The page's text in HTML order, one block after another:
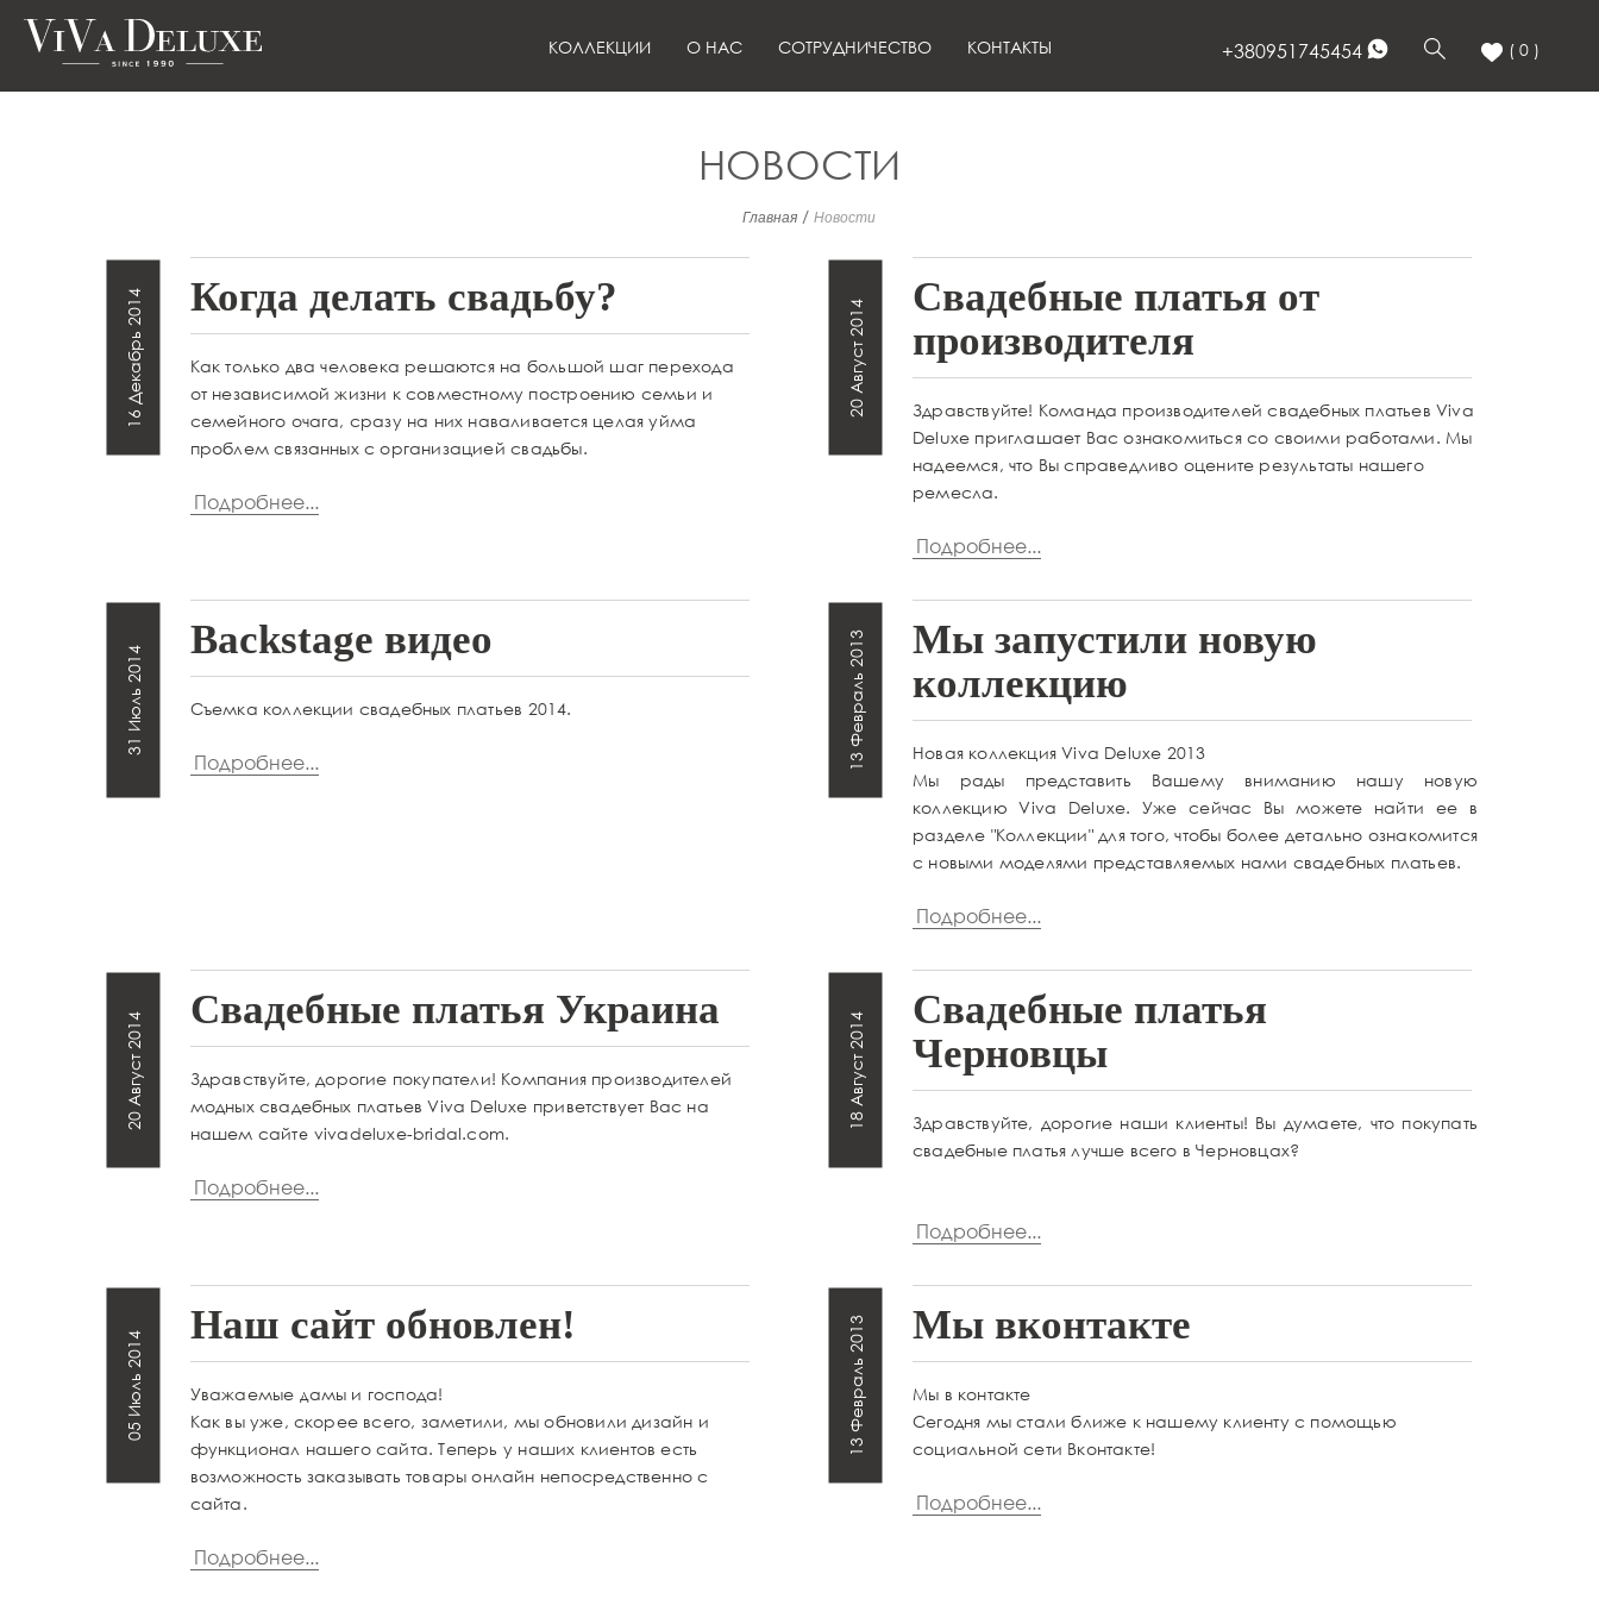
КОЛЛЕКЦИИ О НАС СОТРУДНИЧЕСТВО КОНТАКТЫ +380951745454 ( 0 )
НОВОСТИ
Главная/ Новости
16 Декабрь 2014 Когда делать свадьбу?
Как только два человека решаются на большой шаг перехода
от независимой жизни к совместному построению семьи и
семейного очага, сразу на них наваливается целая уйма
проблем связанных с организацией свадьбы.
Подробнее...
20 Август 2014
Свадебные платья от
производителя
Здравствуйте! Команда производителей свадебных платьев Viva
Deluxe приглашает Вас ознакомиться со своими работами. Мы
надеемся, что Вы справедливо оцените результаты нашего
ремесла.
Подробнее...
31 Июль 2014
Backstage видео
Съемка коллекции свадебных платьев 2014.
Подробнее... 13 Февраль 2013
Мы запустили новую
коллекцию
Новая коллекция Viva Deluxe 2013
Мы рады представить Вашему вниманию нашу новую
коллекцию Viva Deluxe. Уже сейчас Вы можете найти ее в
разделе "Коллекции" для того, чтобы более детально ознакомится
с новыми моделями представляемых нами свадебных платьев.
Подробнее...
20 Август 2014
Свадебные платья Украина
Здравствуйте, дорогие покупатели! Компания производителей
модных свадебных платьев Viva Deluxe приветствует Вас на
нашем сайте vivadeluxe-bridal.com.
Подробнее...
18 Август 2014
Свадебные платья
Черновцы
Здравствуйте, дорогие наши клиенты! Вы думаете, что покупать
свадебные платья лучше всего в Черновцах?
Подробнее...
05 Июль 2014
Наш сайт обновлен!
Уважаемые дамы и господа!
Как вы уже, скорее всего, заметили, мы обновили дизайн и
функционал нашего сайта. Теперь у наших клиентов есть
возможность заказывать товары онлайн непосредственно с
сайта.
Подробнее...
13 Февраль 2013 Мы вконтакте
Мы в контакте
Сегодня мы стали ближе к нашему клиенту с помощью
социальной сети Вконтакте!
Подробнее...